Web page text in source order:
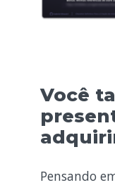
Você
Pensando